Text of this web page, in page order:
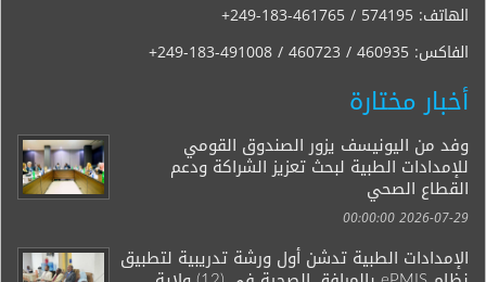
الهاتف: +249-183-461765 / 574195
الفاكس: +249-183-491008 / 460723 / 460935
أخبار مختارة
وفد من اليونيسف يزور الصندوق القومي
للإمدادات الطبية لبحث تعزيز الشراكة ودعم
القطاع الصحي
2026-07-29 00:00:00
الإمدادات الطبية تدشن أول ورشة تدريبية لتطبيق